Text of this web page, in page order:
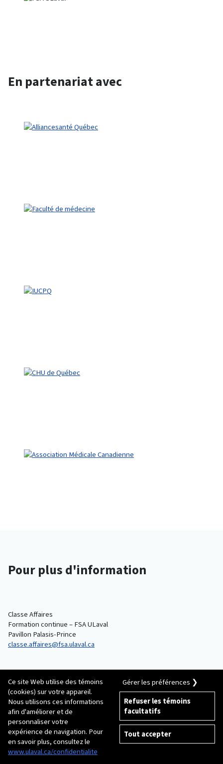
En partenariat avec
Pour plus d'information
Classe Affaires
Formation continue – FSA ULaval
Pavillon Palasis-Prince
classe.affaires@fsa.ulaval.ca
Inscription individuelle
Aucune date annoncée
Inscription
Ce site Web utilise des témoins
(cookies) sur votre appareil.
Nous utilisons ces informations
afin d'améliorer et de
personnaliser votre
expérience de navigation. Pour
en savoir plus, consultez le
www.ulaval.ca/confidentialite
Gérer les préférences ❯
Refuser les témoins
facultatifs
Tout accepter